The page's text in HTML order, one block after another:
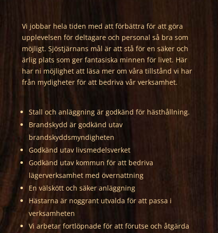
Vi jobbar hela tiden med att förbättra för att göra
upplevelsen för deltagare och personal så bra som
möjligt. Sjöstjärnans mål är att stå för en säker och
ärlig plats som ger fantasiska minnen för livet. Här
har ni möjlighet att läsa mer om våra tillstånd vi har
från mydigheter för att bedriva vår verksamhet.
Stall och anläggning är godkänd för hästhållning.
Brandskydd är godkänd utav
brandskyddsmyndigheten
Godkänd utav livsmedelsverket
Godkänd utav kommun för att bedriva
lägerverksamhet med övernattning
En välskött och säker anläggning
Hästarna är noggrant utvalda för att passa i
verksamheten
Vi arbetar fortlöpnade för att förutse och åtgärda